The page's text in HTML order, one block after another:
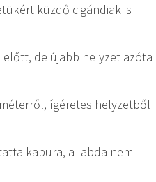
küzdő cigándiak is
de újabb helyzet azóta
ígéretes helyzetből
kapura, a labda nem